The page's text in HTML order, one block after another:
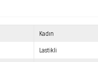
Kadın
Lastikli